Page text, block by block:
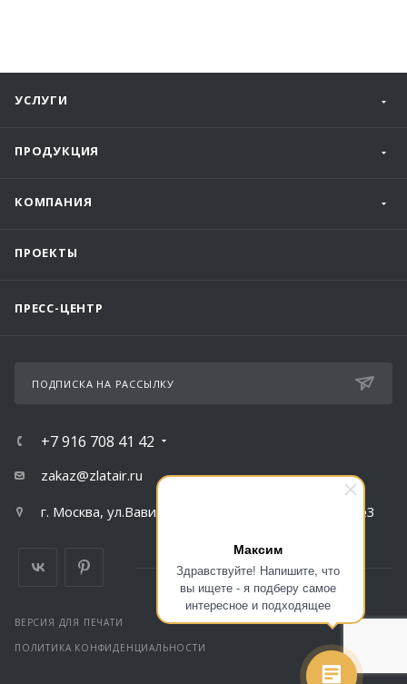
Максим
Здравствуйте! Напишите, что
вы ищете - я подберу самое
интересное и подходящее
УСЛУГИ
ПРОДУКЦИЯ
КОМПАНИЯ
ПРОЕКТЫ
ПРЕСС-ЦЕНТР
ПОДПИСКА НА РАССЫЛКУ
+7 916 708 41 42
zakaz@zlatair.ru
г. Москва, ул.Вавилова, д.79, корпус 1, подъезд №3
ВЕРСИЯ ДЛЯ ПЕЧАТИ
ПОЛИТИКА КОНФИДЕНЦИАЛЬНОСТИ